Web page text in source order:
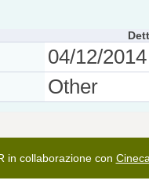
04/12/
Other
in collaborazione con